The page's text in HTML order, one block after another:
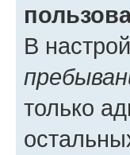
В
только